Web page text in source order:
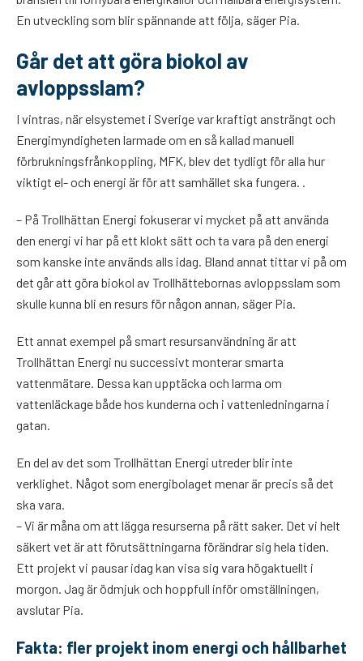
En utveckling som blir spännande att följa, säger Pia.
Går det att göra biokol av
avloppsslam?
I vintras, när elsystemet i Sverige var kraftigt ansträngt och
Energimyndigheten larmade om en så kallad manuell
förbrukningsfrånkoppling, MFK, blev det tydligt för alla hur
viktigt el- och energi är för att samhället ska fungera. .
– På Trollhättan Energi fokuserar vi mycket på att använda
den energi vi har på ett klokt sätt och ta vara på den energi
som kanske inte används alls idag. Bland annat tittar vi på om
det går att göra biokol av Trollhättebornas avloppsslam som
skulle kunna bli en resurs för någon annan, säger Pia.
Ett annat exempel på smart resursanvändning är att
Trollhättan Energi nu successivt monterar smarta
vattenmätare. Dessa kan upptäcka och larma om
vattenläckage både hos kunderna och i vattenledningarna i
gatan.
En del av det som Trollhättan Energi utreder blir inte
verklighet. Något som energibolaget menar är precis så det
ska vara.
– Vi är måna om att lägga resurserna på rätt saker. Det vi helt
säkert vet är att förutsättningarna förändrar sig hela tiden.
Ett projekt vi pausar idag kan visa sig vara högaktuellt i
morgon. Jag är ödmjuk och hoppfull inför omställningen,
avslutar Pia.
Fakta: fler projekt inom energi och hållbarhet